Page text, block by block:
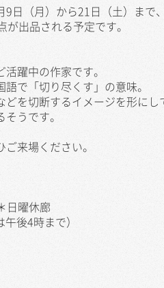
日（月）から21日（土）まで
出品される予定です。
躍中の作家です。
で「切り尽くす」の意味。
を切断するイメージを形にし
うです。
来場ください。
日曜休廊
後4時まで）